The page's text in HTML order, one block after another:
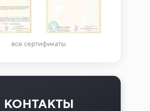
все сертификаты
КОНТАКТЫ